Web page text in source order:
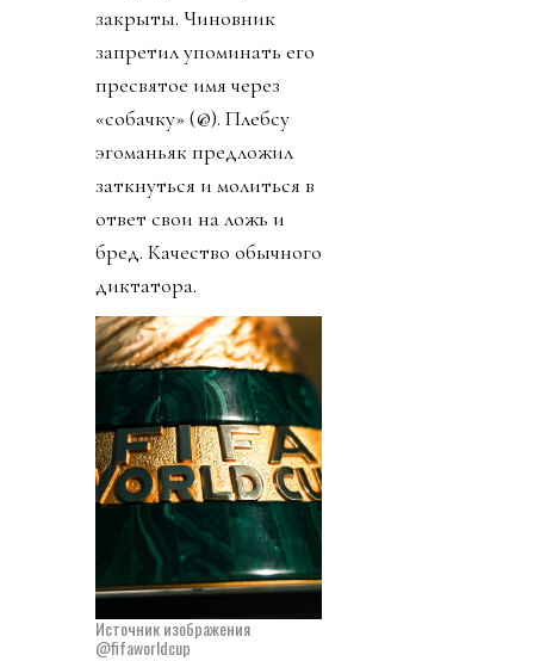
закрыты. Чиновник
запретил упоминать его
пресвятое имя через
«собачку» (@). Плебсу
эгоманьяк предложил
заткнуться и молиться в
ответ свои на ложь и
бред. Качество обычного
диктатора.
Источник изображения
@fifaworldcup